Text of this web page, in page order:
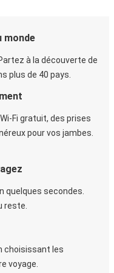
monde
à la découverte de
plus de 40 pays.
Fi gratuit, des prises
pour vos jambes.
quelques secondes.
reste.
choisissant les
voyage.